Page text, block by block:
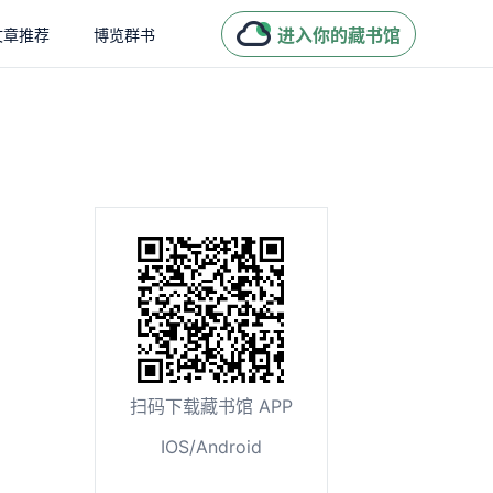
章推荐 博览群书 进入你的藏书馆
扫码下载藏书馆 APP
IOS/Android